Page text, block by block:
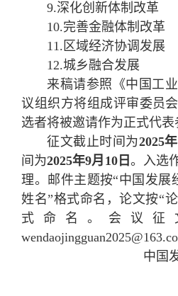
9.深化创新体制改革
10.完善金融体制改革
11.区域经济协调发展
12.城乡融合发展
来稿请参照《中国工
议组织方将组成评审委员
选者将被邀请作为正式代表
征文截止时间为2025年
间为2025年9月 10日 。入选
理。邮件主题按“中国发展
姓名”格式命名，论文按“
式命名。会议征
中国